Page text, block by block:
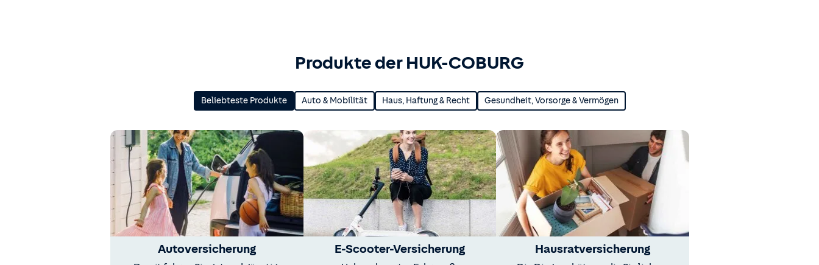
Produkte der HUK-COBURG
Beliebteste Produkte Auto & Mobilität Haus, Haftung & Recht Gesundheit, Vorsorge & Vermögen
Autoversicherung E-Scooter-Versicherung Hausratversicherung